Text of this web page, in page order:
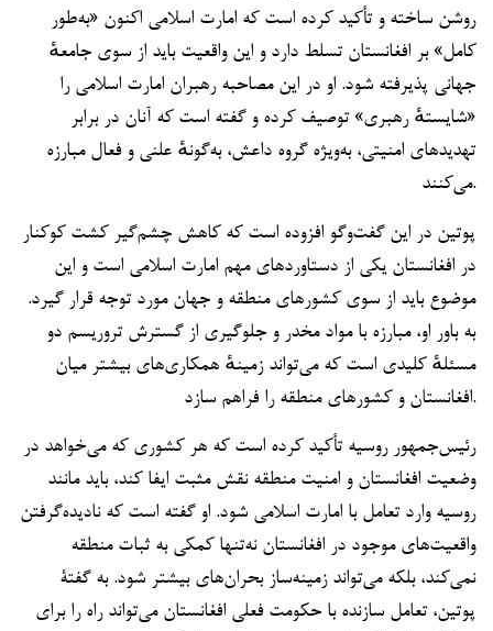
روشن ساخته و تأکید کرده است که امارت اسلامی اکنون «به‌طور
کامل» بر افغانستان تسلط دارد و این واقعیت باید از سوی جامعهٔ
جهانی پذیرفته شود. او در این مصاحبه رهبران امارت اسلامی را
«شایستهٔ رهبری» توصیف کرده و گفته است که آنان در برابر
تهدیدهای امنیتی، به‌ویژه گروه داعش، به‌گونهٔ علنی و فعال مبارزه
می‌کنند.
پوتین در این گفت‌وگو افزوده است که کاهش چشم‌گیر کشت کوکنار
در افغانستان یکی از دستاوردهای مهم امارت اسلامی است و این
موضوع باید از سوی کشورهای منطقه و جهان مورد توجه قرار گیرد.
به باور او، مبارزه با مواد مخدر و جلوگیری از گسترش تروریسم دو
مسئلهٔ کلیدی است که می‌تواند زمینهٔ همکاری‌های بیشتر میان
افغانستان و کشورهای منطقه را فراهم سازد.
رئیس‌جمهور روسیه تأکید کرده است که هر کشوری که می‌خواهد در
وضعیت افغانستان و امنیت منطقه نقش مثبت ایفا کند، باید مانند
روسیه وارد تعامل با امارت اسلامی شود. او گفته است که نادیده‌گرفتن
واقعیت‌های موجود در افغانستان نه‌تنها کمکی به ثبات منطقه
نمی‌کند، بلکه می‌تواند زمینه‌ساز بحران‌های بیشتر شود. به گفتۀ
پوتین، تعامل سازنده با حکومت فعلی افغانستان می‌تواند راه را برای